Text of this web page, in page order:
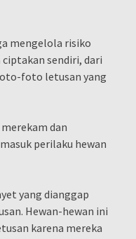
mengelola risiko
ciptakan sendiri, dari
foto letusan yang
dan
perilaku hewan
yang dianggap
Hewan-hewan ini
karena mereka